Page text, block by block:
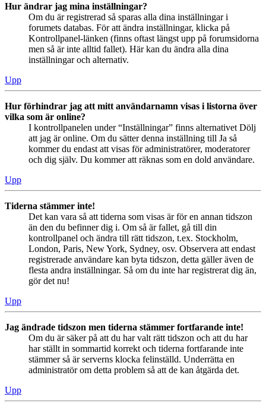
Hur ändrar jag mina inställningar?
Om du är registrerad så sparas alla dina inställningar i
forumets databas. För att ändra inställningar, klicka på
Kontrollpanel-länken (finns oftast längst upp på forumsidorna
men så är inte alltid fallet). Här kan du ändra alla dina
inställningar och alternativ.
Upp
Hur förhindrar jag att mitt användarnamn visas i listorna över
vilka som är online?
I kontrollpanelen under “Inställningar” finns alternativet Dölj
att jag är online. Om du sätter denna inställning till Ja så
kommer du endast att visas för administratörer, moderatorer
och dig själv. Du kommer att räknas som en dold användare.
Upp
Tiderna stämmer inte!
Det kan vara så att tiderna som visas är för en annan tidszon
än den du befinner dig i. Om så är fallet, gå till din
kontrollpanel och ändra till rätt tidszon, t.ex. Stockholm,
London, Paris, New York, Sydney, osv. Observera att endast
registrerade användare kan byta tidszon, detta gäller även de
flesta andra inställningar. Så om du inte har registrerat dig än,
gör det nu!
Upp
Jag ändrade tidszon men tiderna stämmer fortfarande inte!
Om du är säker på att du har valt rätt tidszon och att du har
har ställt in sommartid korrekt och tiderna fortfarande inte
stämmer så är serverns klocka felinställd. Underrätta en
administratör om detta problem så att de kan åtgärda det.
Upp